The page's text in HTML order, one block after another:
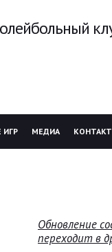
ИГР МЕДИА
Обновление
переходит в